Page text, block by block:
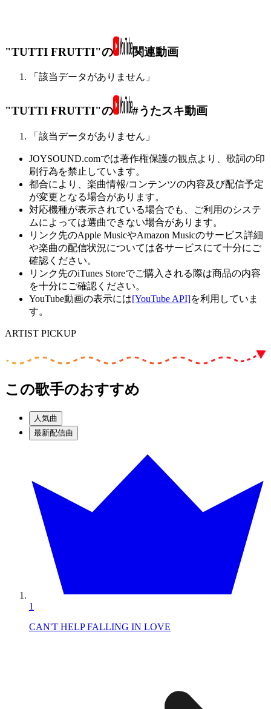
"TUTTI FRUTTI"の 関連動画
「該当データがありません」
"TUTTI FRUTTI"の #うたスキ動画
「該当データがありません」
JOYSOUND.comでは著作権保護の観点より、歌詞の印
刷行為を禁止しています。
都合により、楽曲情報/コンテンツの内容及び配信予定
が変更となる場合があります。
対応機種が表示されている場合でも、ご利用のシステ
ムによっては選曲できない場合があります。
リンク先のApple MusicやAmazon Musicのサービス詳細
や楽曲の配信状況については各サービスにて十分にご
確認ください。
リンク先のiTunes Storeでご購入される際は商品の内容
を十分にご確認ください。
YouTube動画の表示には[YouTube API]を利用していま
す。
ARTIST PICKUP
この歌手のおすすめ
人気曲
最新配信曲
1
CAN'T HELP FALLING IN LOVE